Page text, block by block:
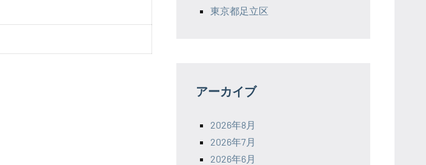
東京都足立区
アーカイブ
2026年8月
2026年7月
2026年6月